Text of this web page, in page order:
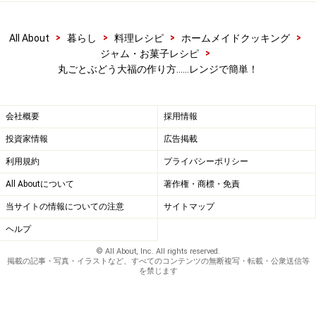
All About > 暮らし > 料理レシピ > ホームメイドクッキング
>
ジャム・お菓子レシピ
>
丸ごとぶどう大福の作り方……レンジで簡単！
会社概要 採用情報
投資家情報 広告掲載
利用規約 プライバシーポリシー
All Aboutについて 著作権・商標・免責
当サイトの情報についての注意 サイトマップ
ヘルプ
© All About, Inc. All rights reserved.
掲載の記事・写真・イラストなど、すべてのコンテンツの無断複写・転載・公衆送信等
を禁じます